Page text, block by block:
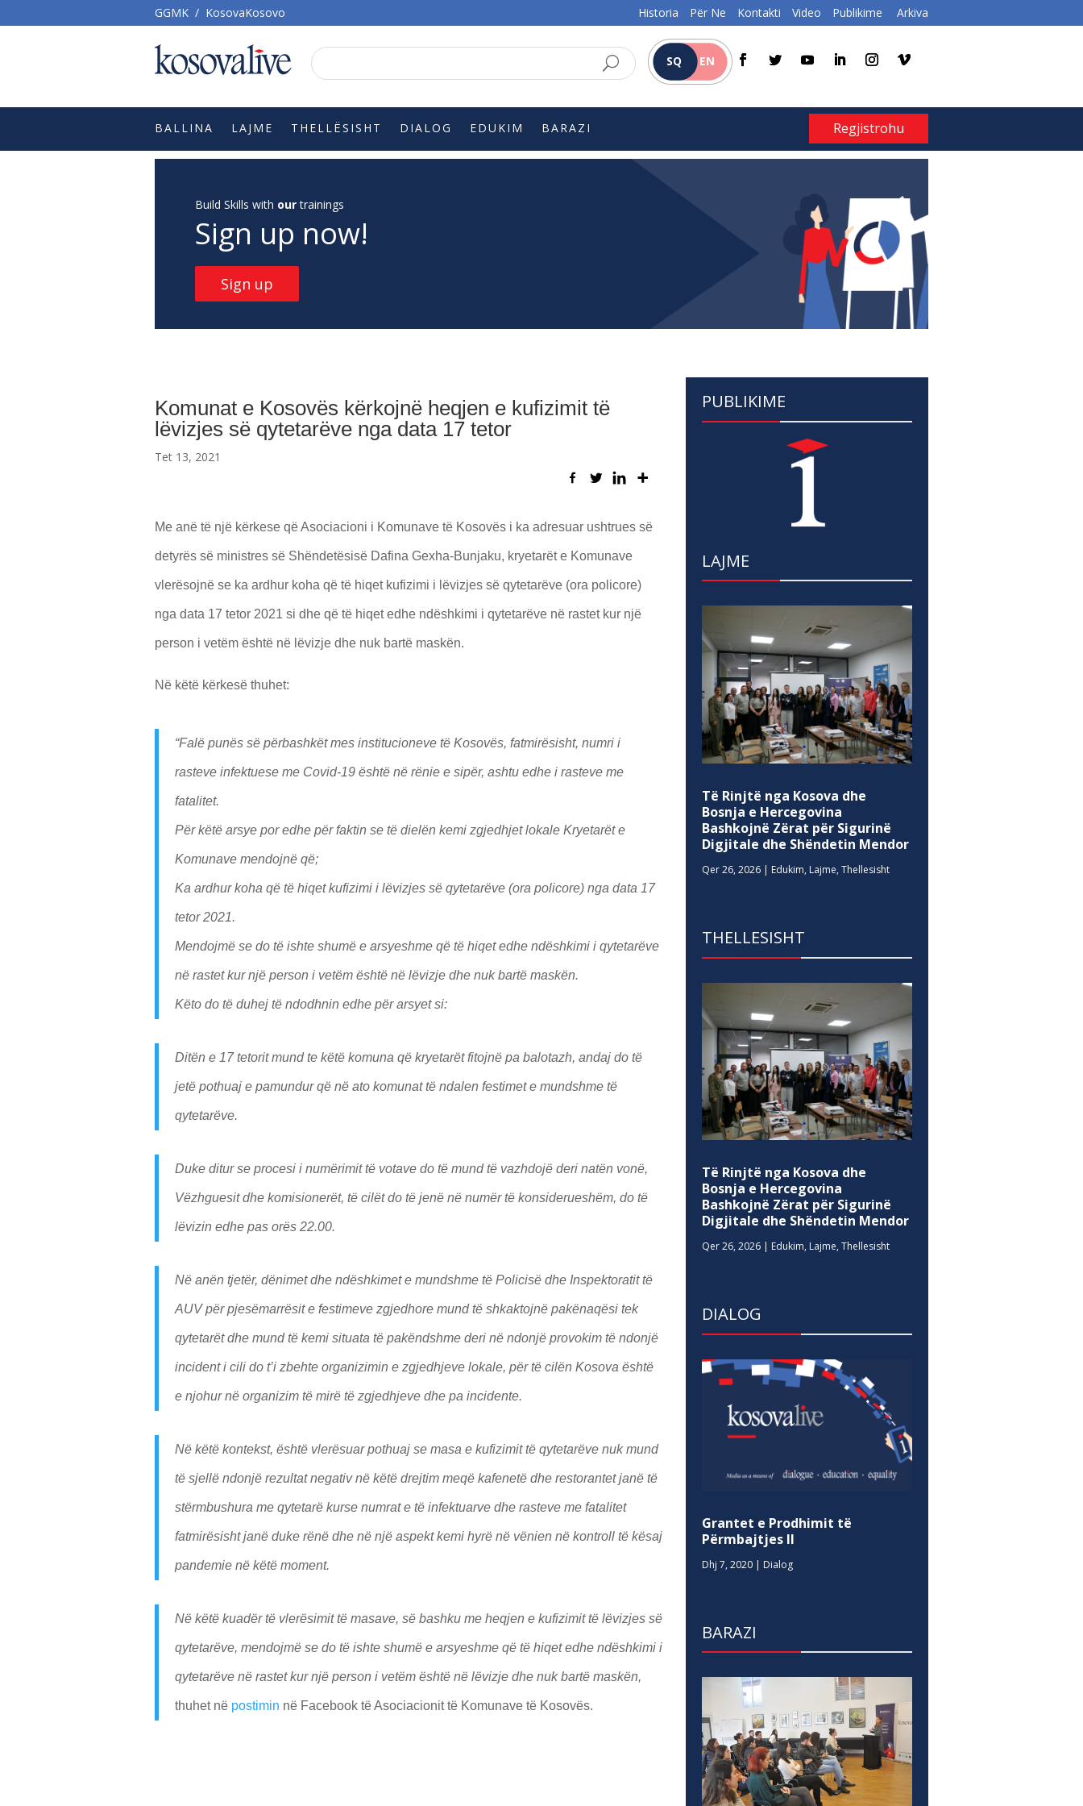
GGMK / KosovaKosovo Historia Për Ne Kontakti Video Publikime Arkiva
SQ EN
BALLINA LAJME THELLËSISHT DIALOG EDUKIM BARAZI Regjistrohu
Build Skills with ourtrainings
Sign up now!
Sign up
Komunat e Kosovës kërkojnë heqjen e kufizimit të
lëvizjes së qytetarëve nga data 17 tetor
Tet 13, 2021
Me anë të një kërkese që Asociacioni i Komunave të Kosovës i ka adresuar ushtrues së
detyrës së ministres së Shëndetësisë Dafina Gexha-Bunjaku, kryetarët e Komunave
vlerësojnë se ka ardhur koha që të hiqet kufizimi i lëvizjes së qytetarëve (ora policore)
nga data 17 tetor 2021 si dhe që të hiqet edhe ndëshkimi i qytetarëve në rastet kur një
person i vetëm është në lëvizje dhe nuk bartë maskën.
Në këtë kërkesë thuhet:
“Falë punës së përbashkët mes institucioneve të Kosovës, fatmirësisht, numri i
rasteve infektuese me Covid-19 është në rënie e sipër, ashtu edhe i rasteve me
fatalitet.
Për këtë arsye por edhe për faktin se të dielën kemi zgjedhjet lokale Kryetarët e
Komunave mendojnë që;
Ka ardhur koha që të hiqet kufizimi i lëvizjes së qytetarëve (ora policore) nga data 17
tetor 2021.
Mendojmë se do të ishte shumë e arsyeshme që të hiqet edhe ndëshkimi i qytetarëve
në rastet kur një person i vetëm është në lëvizje dhe nuk bartë maskën.
Këto do të duhej të ndodhnin edhe për arsyet si:
Ditën e 17 tetorit mund te këtë komuna që kryetarët fitojnë pa balotazh, andaj do të
jetë pothuaj e pamundur që në ato komunat të ndalen festimet e mundshme të
qytetarëve.
Duke ditur se procesi i numërimit të votave do të mund të vazhdojë deri natën vonë,
Vëzhguesit dhe komisionerët, të cilët do të jenë në numër të konsiderueshëm, do të
lëvizin edhe pas orës 22.00.
Në anën tjetër, dënimet dhe ndëshkimet e mundshme të Policisë dhe Inspektoratit të
AUV për pjesëmarrësit e festimeve zgjedhore mund të shkaktojnë pakënaqësi tek
qytetarët dhe mund të kemi situata të pakëndshme deri në ndonjë provokim të ndonjë
incident i cili do t’i zbehte organizimin e zgjedhjeve lokale, për të cilën Kosova është
e njohur në organizim të mirë të zgjedhjeve dhe pa incidente.
Në këtë kontekst, është vlerësuar pothuaj se masa e kufizimit të qytetarëve nuk mund
të sjellë ndonjë rezultat negativ në këtë drejtim meqë kafenetë dhe restorantet janë të
stërmbushura me qytetarë kurse numrat e të infektuarve dhe rasteve me fatalitet
fatmirësisht janë duke rënë dhe në një aspekt kemi hyrë në vënien në kontroll të kësaj
pandemie në këtë moment.
Në këtë kuadër të vlerësimit të masave, së bashku me heqjen e kufizimit të lëvizjes së
qytetarëve, mendojmë se do të ishte shumë e arsyeshme që të hiqet edhe ndëshkimi i
qytetarëve në rastet kur një person i vetëm është në lëvizje dhe nuk bartë maskën,
thuhet në postimin në Facebook të Asociacionit të Komunave të Kosovës.
PUBLIKIME
LAJME
Të Rinjtë nga Kosova dhe
Bosnja e Hercegovina
Bashkojnë Zërat për Sigurinë
Digjitale dhe Shëndetin Mendor
Qer 26, 2026 | Edukim, Lajme,Thellesisht
THELLESISHT
Të Rinjtë nga Kosova dhe
Bosnja e Hercegovina
Bashkojnë Zërat për Sigurinë
Digjitale dhe Shëndetin Mendor
Qer 26, 2026 | Edukim, Lajme,Thellesisht
DIALOG
Grantet e Prodhimit të
Përmbajtjes II
Dhj 7, 2020 | Dialog
BARAZI